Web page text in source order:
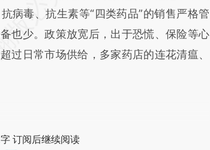
病毒、抗生素等“四类药品”的销售严格管
也少。政策放宽后，出于恐慌、保险等心
过日常市场供给，多家药店的连花清瘟、
订阅后继续阅读